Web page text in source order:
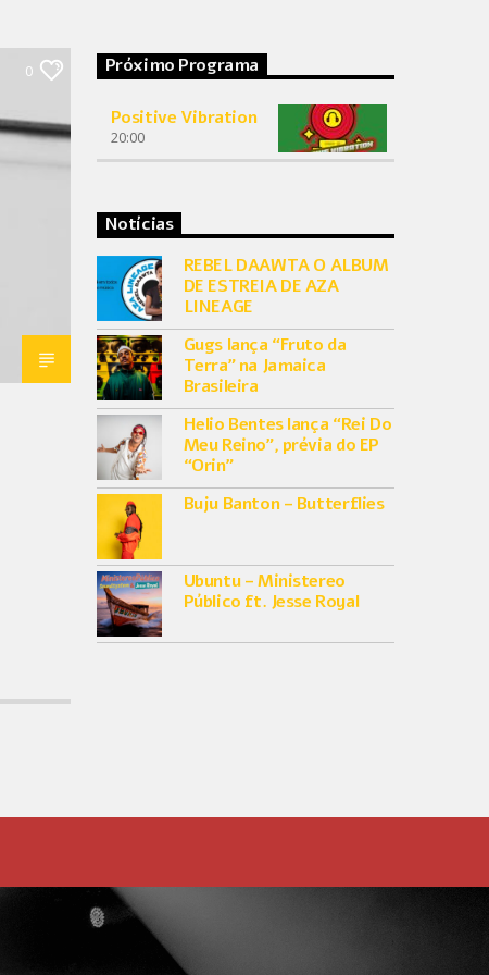
0 Próximo Programa
Positive Vibration
20:00
Notícias
REBEL DAAWTA O ALBUM
DE ESTREIA DE AZA
LINEAGE
Gugs lança “Fruto da
Terra” na Jamaica
Brasileira
Helio Bentes lança “Rei Do
Meu Reino”, prévia do EP
“Orin”
Buju Banton – Butterflies
Ubuntu – Ministereo
Público ft. Jesse Royal